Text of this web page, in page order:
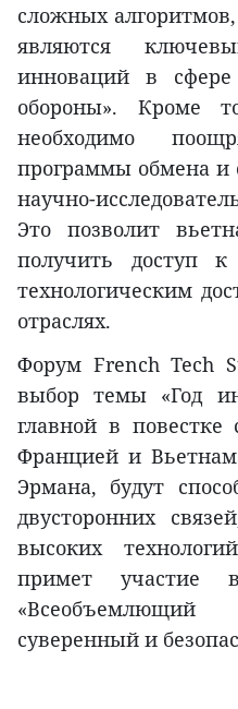
сложных
являются
инноваций в сфере
обороны». Кроме
необходимо
программы обмена и
научно-
Это позволит
получить доступ
технологическим
отраслях.
Форум French Tech
выбор темы «Год
главной в повестке
Францией и
Эрмана, будут
двусторонних
высоких
примет
суверенный и